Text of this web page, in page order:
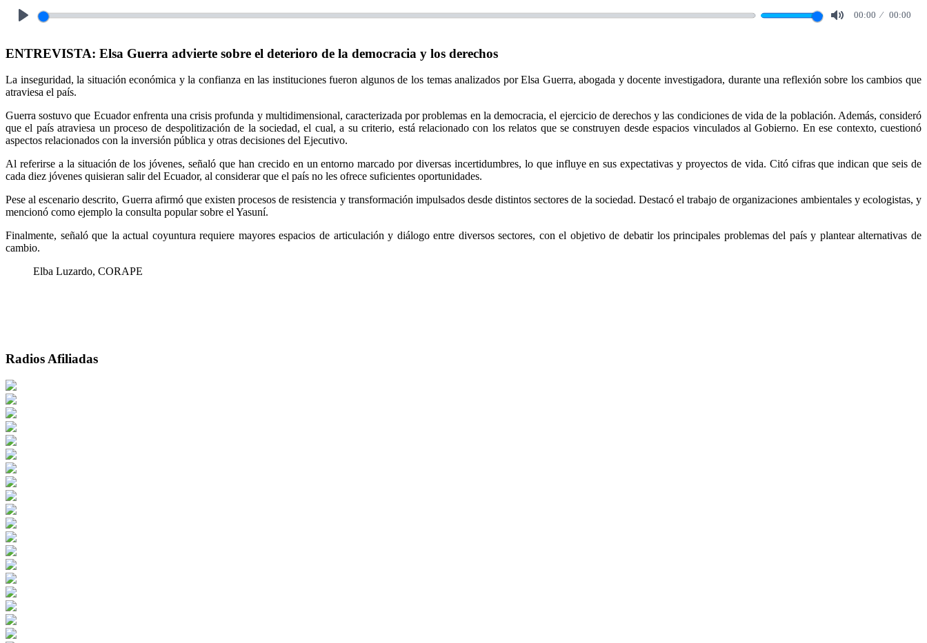
00:00 00:00
ENTREVISTA: Elsa Guerra advierte sobre el deterioro de la democracia y los derechos
La inseguridad, la situación económica y la confianza en las instituciones fueron algunos de los temas analizados por Elsa Guerra, abogada y docente investigadora, durante una reflexión sobre los cambios que
atraviesa el país.
Guerra sostuvo que Ecuador enfrenta una crisis profunda y multidimensional, caracterizada por problemas en la democracia, el ejercicio de derechos y las condiciones de vida de la población. Además, consideró
que el país atraviesa un proceso de despolitización de la sociedad, el cual, a su criterio, está relacionado con los relatos que se construyen desde espacios vinculados al Gobierno. En ese contexto, cuestionó
aspectos relacionados con la inversión pública y otras decisiones del Ejecutivo.
Al referirse a la situación de los jóvenes, señaló que han crecido en un entorno marcado por diversas incertidumbres, lo que influye en sus expectativas y proyectos de vida. Citó cifras que indican que seis de
cada diez jóvenes quisieran salir del Ecuador, al considerar que el país no les ofrece suficientes oportunidades.
Pese al escenario descrito, Guerra afirmó que existen procesos de resistencia y transformación impulsados desde distintos sectores de la sociedad. Destacó el trabajo de organizaciones ambientales y ecologistas, y
mencionó como ejemplo la consulta popular sobre el Yasuní.
Finalmente, señaló que la actual coyuntura requiere mayores espacios de articulación y diálogo entre diversos sectores, con el objetivo de debatir los principales problemas del país y plantear alternativas de
cambio.
Elba Luzardo, CORAPE
Radios Afiliadas